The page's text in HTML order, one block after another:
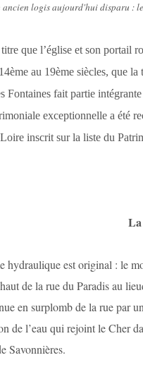
ancien logis aujourd'hui disparu :
que l’église et son portail
au 19ème siècles, que
Fontaines fait partie
exceptionnelle a été
inscrit sur la liste du
hydraulique est original : le
de la rue du Paradis au
en surplomb de la rue par
de l’eau qui rejoint le Cher
Savonnières.